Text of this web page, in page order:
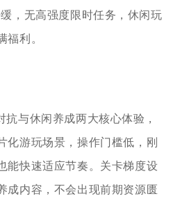
，无高强度限时任务，休闲玩
福利。
抗与休闲养成两大核心体验，
化游玩场景，操作门槛低，刚
能快速适应节奏。关卡梯度设
成内容，不会出现前期资源匮